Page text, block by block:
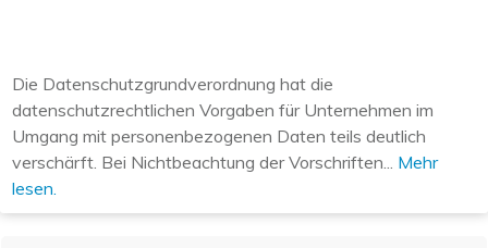
Die Datenschutzgrundverordnung hat die
datenschutzrechtlichen Vorgaben für Unternehmen im
Umgang mit personenbezogenen Daten teils deutlich
verschärft. Bei Nichtbeachtung der Vorschriften... Mehr
lesen.